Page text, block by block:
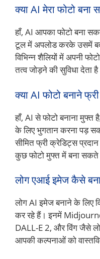
क्या AI मेरा फोटो बना
हाँ, AI आपका फोटो बना
टूल में अपलोड करके उसमें
विभिन्न शैलियों में अपनी
तत्व जोड़ने की सुविधा देता
क्या AI फोटो बनाने
हाँ, AI से फोटो बनाना
के लिए भुगतान करना पड़
सीमित फ्री क्रेडिट्स
कुछ फोटो मुफ्त में बना सकते
लोग एआई इमेज कैसे
लोग AI इमेज बनाने के लिए
कर रहे हैं। इनमें
DALL-E 2, और विंग जैसे
आपकी कल्पनाओं को